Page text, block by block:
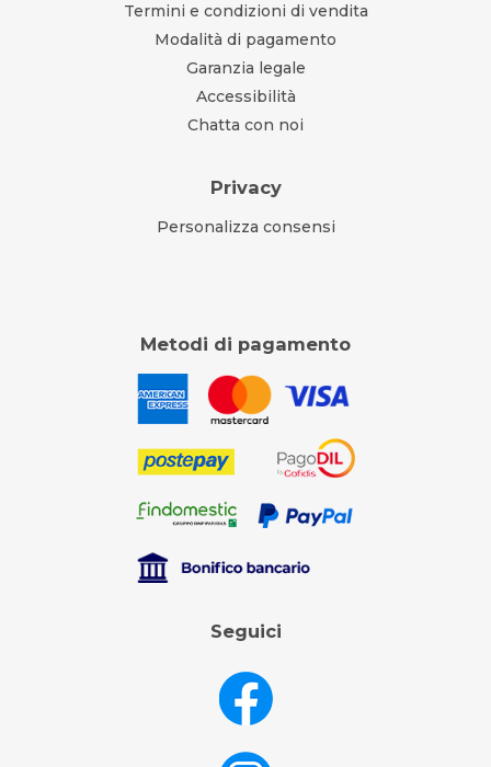
Termini e condizioni di vendita
Modalità di pagamento
Garanzia legale
Accessibilità
Chatta con noi
Privacy
Personalizza consensi
Metodi di pagamento
Seguici